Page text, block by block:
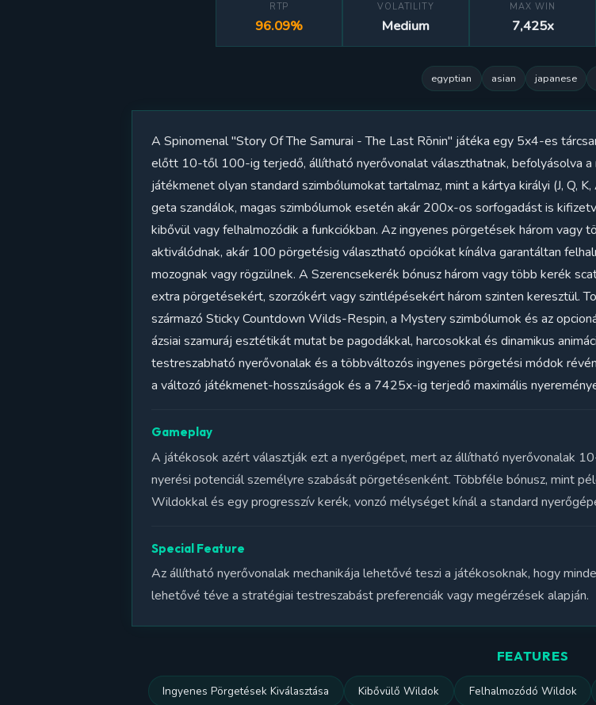
RTP
96.09%
VOLATILITY
Medium
MAX WIN
7,425x
egyptian asian japanese
A Spinomenal "Story Of The Samurai - The Last Rōnin" játéka egy 5x4-es
előtt 10-től 100-ig terjedő, állítható nyerővonalat választhatnak, befolyásolva a
játékmenet olyan standard szimbólumokat tartalmaz, mint a kártya királyi (J, Q,
geta szandálok, magas szimbólumok esetén akár 200x-os sorfogadást is
kibővül vagy felhalmozódik a funkciókban. Az ingyenes pörgetések három vagy
aktiválódnak, akár 100 pörgetésig választható opciókat kínálva garantáltan
mozognak vagy rögzülnek. A Szerencsekerék bónusz három vagy több kerék
extra pörgetésekért, szorzókért vagy szintlépésekért három szinten keresztül.
származó Sticky Countdown Wilds-Respin, a Mystery szimbólumok és az
ázsiai szamuráj esztétikát mutat be pagodákkal, harcosokkal és dinamikus
testreszabható nyerővonalak és a többváltozós ingyenes pörgetési módok
a változó játékmenet-hosszúságok és a 7425x-ig terjedő maximális
Gameplay
A játékosok azért választják ezt a nyerőgépet, mert az állítható nyerővonalak
nyerési potenciál személyre szabását pörgetésenként. Többféle bónusz, mint
Wildokkal és egy progresszív kerék, vonzó mélységet kínál a standard
Special Feature
Az állítható nyerővonalak mechanikája lehetővé teszi a játékosoknak, hogy
lehetővé téve a stratégiai testreszabást preferenciák vagy megérzések alapján.
FEATURES
Ingyenes Pörgetések Kiválasztása Kibővülő Wildok Felhalmozódó Wildok